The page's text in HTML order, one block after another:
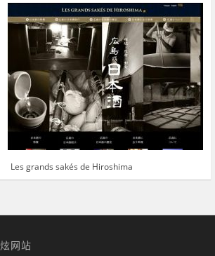
Les grands sakés de Hiroshima
炫网站